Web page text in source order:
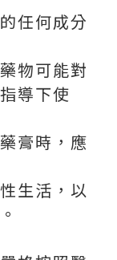
任何成分
物可能對
導下使
膏時，應
生活，以